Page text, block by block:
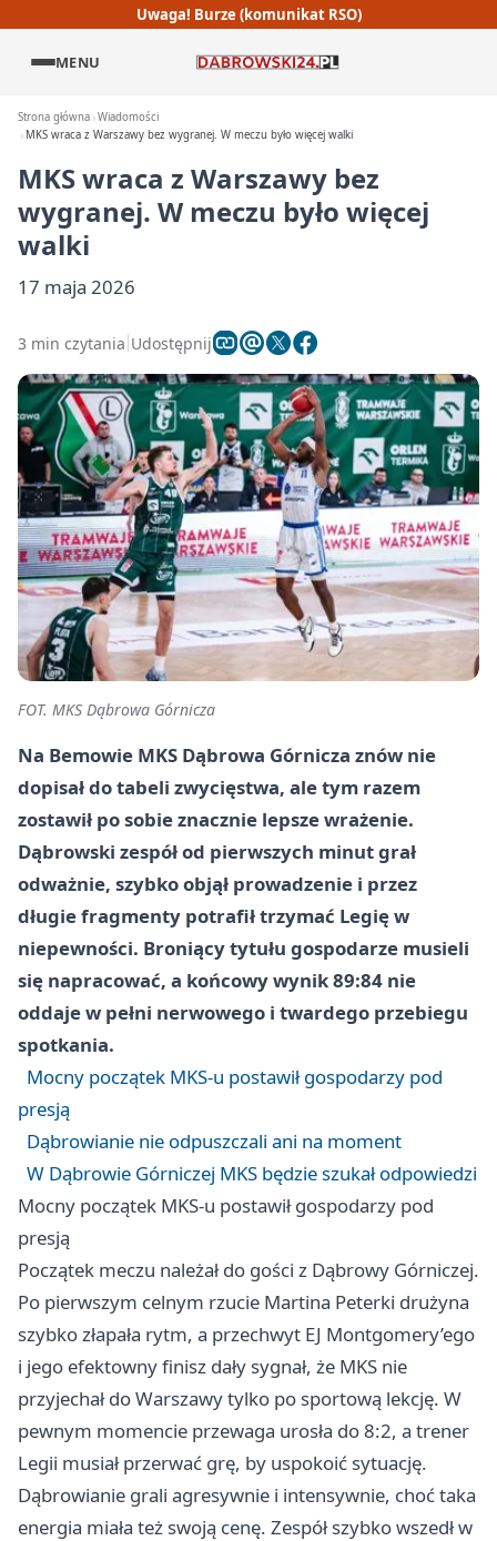
Uwaga! Burze (komunikat RSO)
MENU
Strona główna Wiadomości
MKS wraca z Warszawy bez wygranej. W meczu było więcej walki
MKS wraca z Warszawy bez
wygranej. W meczu było więcej
walki
17 maja 2026
3 min czytania Udostępnij
FOT. MKS Dąbrowa Górnicza
Na Bemowie MKS Dąbrowa Górnicza znów nie
dopisał do tabeli zwycięstwa, ale tym razem
zostawił po sobie znacznie lepsze wrażenie.
Dąbrowski zespół od pierwszych minut grał
odważnie, szybko objął prowadzenie i przez
długie fragmenty potrafił trzymać Legię w
niepewności. Broniący tytułu gospodarze musieli
się napracować, a końcowy wynik 89:84 nie
oddaje w pełni nerwowego i twardego przebiegu
spotkania.
Mocny początek MKS-u postawił gospodarzy pod
presją
Dąbrowianie nie odpuszczali ani na moment
W Dąbrowie Górniczej MKS będzie szukał odpowiedzi
Mocny początek MKS-u postawił gospodarzy pod
presją
Początek meczu należał do gości z Dąbrowy Górniczej.
Po pierwszym celnym rzucie Martina Peterki drużyna
szybko złapała rytm, a przechwyt EJ Montgomery’ego
i jego efektowny finisz dały sygnał, że MKS nie
przyjechał doWarszawytylko po sportową lekcję. W
pewnym momencie przewaga urosła do 8:2, a trener
Legii musiał przerwać grę, by uspokoić sytuację.
Dąbrowianie grali agresywnie i intensywnie, choć taka
energia miała też swoją cenę. Zespół szybko wszedł w